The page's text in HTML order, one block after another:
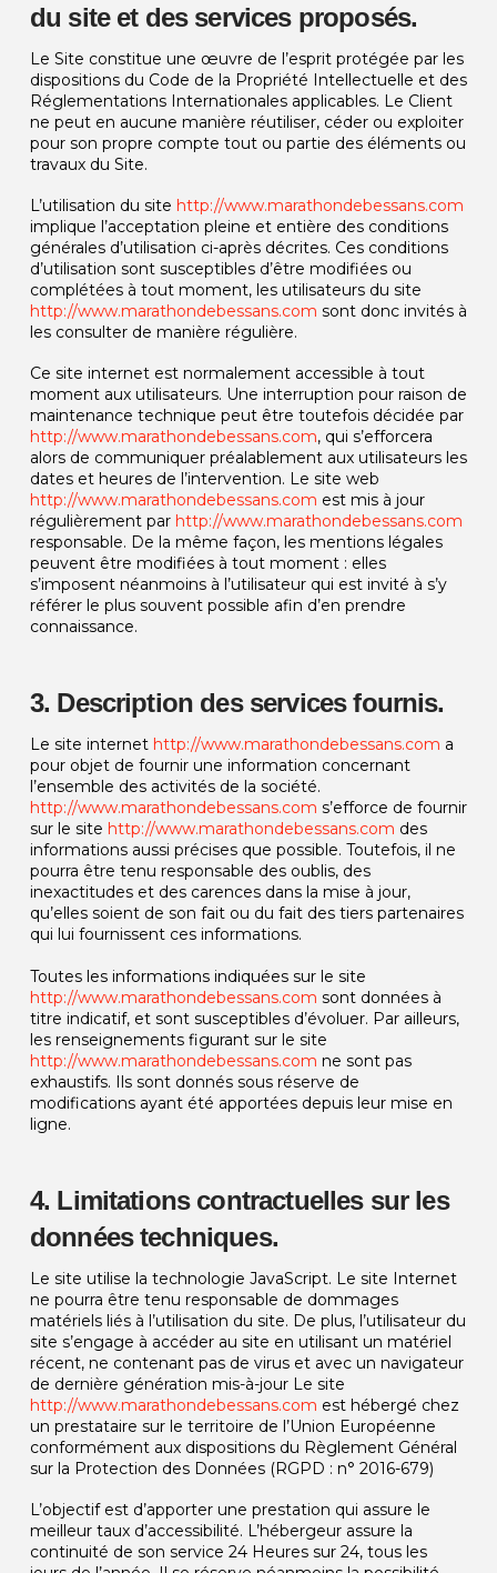
du site et des services proposés.
Le Site constitue une œuvre de l’esprit protégée par les
dispositions du Code de la Propriété Intellectuelle et des
Réglementations Internationales applicables. Le Client
ne peut en aucune manière réutiliser, céder ou exploiter
pour son propre compte tout ou partie des éléments ou
travaux du Site.
L’utilisation du site http://www.marathondebessans.com
implique l’acceptation pleine et entière des conditions
générales d’utilisation ci-après décrites. Ces conditions
d’utilisation sont susceptibles d’être modifiées ou
complétées à tout moment, les utilisateurs du site
http://www.marathondebessans.com sont donc invités à
les consulter de manière régulière.
Ce site internet est normalement accessible à tout
moment aux utilisateurs. Une interruption pour raison de
maintenance technique peut être toutefois décidée par
http://www.marathondebessans.com, qui s’efforcera
alors de communiquer préalablement aux utilisateurs les
dates et heures de l’intervention. Le site web
http://www.marathondebessans.com est mis à jour
régulièrement par http://www.marathondebessans.com
responsable. De la même façon, les mentions légales
peuvent être modifiées à tout moment : elles
s’imposent néanmoins à l’utilisateur qui est invité à s’y
référer le plus souvent possible afin d’en prendre
connaissance.
3. Description des services fournis.
Le site internet http://www.marathondebessans.com a
pour objet de fournir une information concernant
l’ensemble des activités de la société.
http://www.marathondebessans.com s’efforce de fournir
sur le site http://www.marathondebessans.com des
informations aussi précises que possible. Toutefois, il ne
pourra être tenu responsable des oublis, des
inexactitudes et des carences dans la mise à jour,
qu’elles soient de son fait ou du fait des tiers partenaires
qui lui fournissent ces informations.
Toutes les informations indiquées sur le site
http://www.marathondebessans.com sont données à
titre indicatif, et sont susceptibles d’évoluer. Par ailleurs,
les renseignements figurant sur le site
http://www.marathondebessans.com ne sont pas
exhaustifs. Ils sont donnés sous réserve de
modifications ayant été apportées depuis leur mise en
ligne.
4. Limitations contractuelles sur les
données techniques.
Le site utilise la technologie JavaScript. Le site Internet
ne pourra être tenu responsable de dommages
matériels liés à l’utilisation du site. De plus, l’utilisateur du
site s’engage à accéder au site en utilisant un matériel
récent, ne contenant pas de virus et avec un navigateur
de dernière génération mis-à-jour Le site
http://www.marathondebessans.com est hébergé chez
un prestataire sur le territoire de l’Union Européenne
conformément aux dispositions du Règlement Général
sur la Protection des Données (RGPD : n° 2016-679)
L’objectif est d’apporter une prestation qui assure le
meilleur taux d’accessibilité. L’hébergeur assure la
continuité de son service 24 Heures sur 24, tous les